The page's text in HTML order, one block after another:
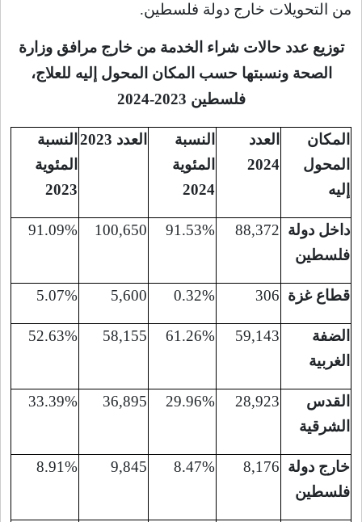
من التحويلات خارج دولة فلسطين.
توزيع عدد حالات شراء الخدمة من خارج مرافق وزارة
الصحة ونسبتها حسب المكان المحول إليه للعلاج،
فلسطين 2023-2024
المكان
المحول
إليه
العدد
2024
النسبة
المئوية
2024
العدد 2023
النسبة
المئوية
2023
داخل دولة
فلسطين
88,372
91.53%
100,650
91.09%
قطاع غزة 306
0.32%
5,600
5.07%
الضفة
الغربية
59,143
61.26%
58,155
52.63%
القدس
الشرقية
28,923
29.96%
36,895
33.39%
خارج دولة
فلسطين
8,176
8.47%
9,845
8.91%